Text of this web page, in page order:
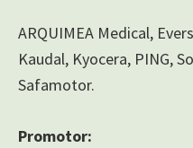
ARQUIMEA Medical,
Kaudal, Kyocera, PING,
Safamotor.
Promotor: